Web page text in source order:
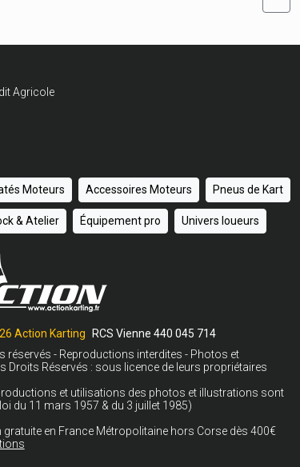
Agricole
Moteurs Accessoires Moteurs Pneus de Kart
& Atelier Équipement pro Univers loueurs
Action Karting
RCS Vienne 440 045 714
réservés - Reproductions interdites - Photos et
Droits Réservés : sous licence de leurs propriétaires
et utilisations des photos et illustrations sont
du 11 mars 1957 & du 3 juillet 1985)
en France Métropolitaine hors Corse dès 400€